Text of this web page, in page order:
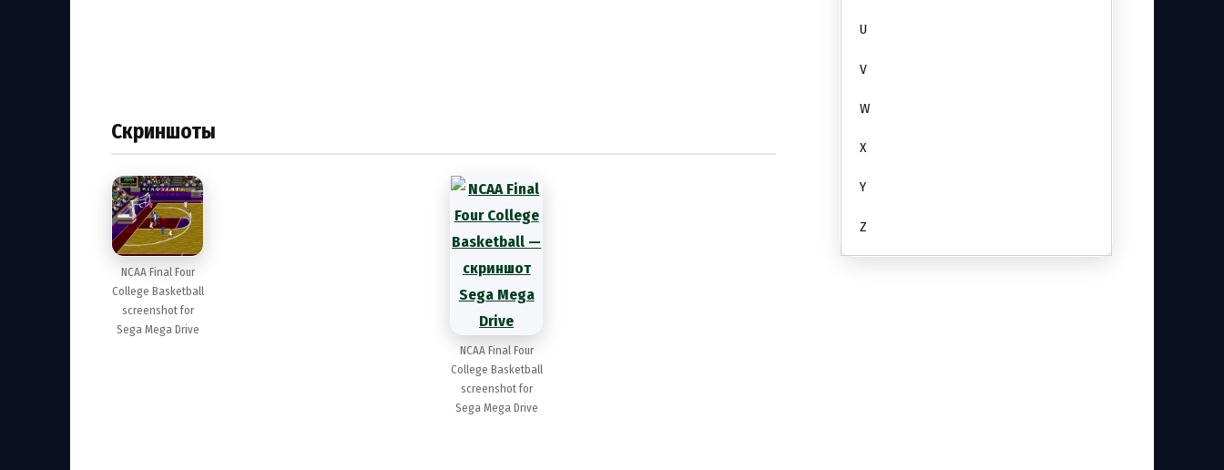
Скриншоты
NCAA Final Four
College Basketball
screenshot for
Sega Mega Drive
NCAA Final Four
College Basketball
screenshot for
Sega Mega Drive
U
V
W
X
Y
Z